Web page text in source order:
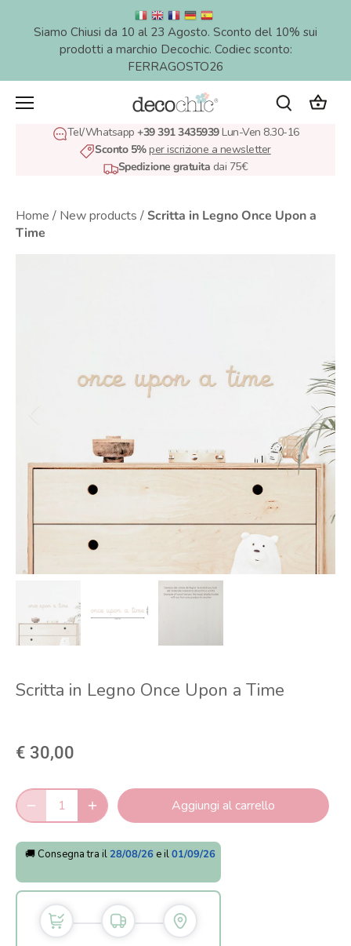
Siamo Chiusi da 10 al 23 Agosto. Sconto del 10% sui
prodotti a marchio Decochic. Codiec sconto:
FERRAGOSTO26
Tel/Whatsapp +39 391 3435939Lun-Ven 8.30-16
Sconto 5%per iscrizione a newsletter
Spedizione gratuita dai 75€
Home / New products / Scritta in Legno Once Upon a
Time
Scritta in Legno Once Upon a Time
€ 30,00
Aggiungi al carrello
🚚 Consegna tra il 28/08/26 e il01/09/26